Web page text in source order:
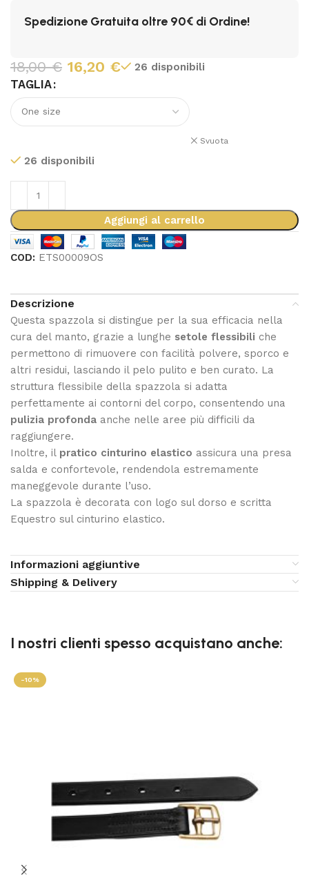
Spedizione Gratuita oltre 90€ di Ordine!
18,00€ 16,20 € 26 disponibili
TAGLIA
Svuota
26 disponibili
Aggiungi al carrello
COD: ETS00009OS
Descrizione
Questa spazzola si distingue per la sua efficacia nella
cura del manto, grazie a lunghe setole flessibili che
permettono di rimuovere con facilità polvere, sporco e
altri residui, lasciando il pelo pulito e ben curato. La
struttura flessibile della spazzola si adatta
perfettamente ai contorni del corpo, consentendo una
pulizia profonda anche nelle aree più difficili da
raggiungere.
Inoltre, il pratico cinturino elastico assicura una presa
salda e confortevole, rendendola estremamente
maneggevole durante l’uso.
La spazzola è decorata con logo sul dorso e scritta
Equestro sul cinturino elastico.
Informazioni aggiuntive
Shipping & Delivery
I nostri clienti spesso acquistano anche:
-10%